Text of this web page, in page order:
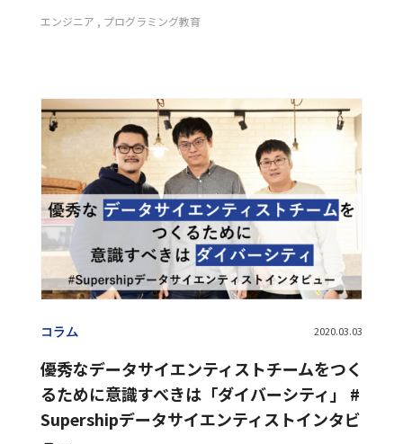
エンジニア プログラミング教育
コラム 2020.03.03
優秀なデータサイエンティストチームをつく
るために意識すべきは「ダイバーシティ」 #
Supershipデータサイエンティストインタビ